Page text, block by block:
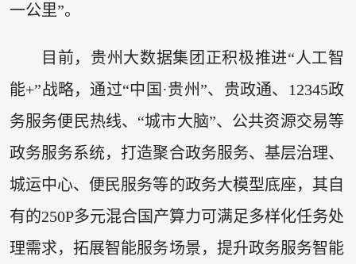
一公里”。
目前，贵州大数据集团正积极推进“人工智
能+”战略，通过“中国·贵州”、贵政通、12345政
务服务便民热线、“城市大脑”、公共资源交易等
政务服务系统，打造聚合政务服务、基层治理、
城运中心、便民服务等的政务大模型底座，其自
有的250P多元混合国产算力可满足多样化任务处
理需求，拓展智能服务场景，提升政务服务智能